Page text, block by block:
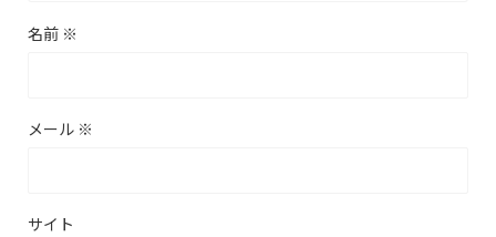
名前 ※
メール ※
サイト